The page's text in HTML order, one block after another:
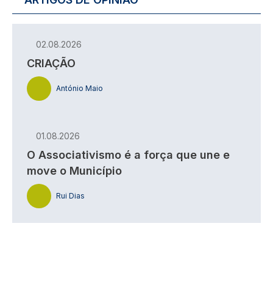
02.08.2026
CRIAÇÃO
António Maio
01.08.2026
O Associativismo é a força que une e
move o Município
Rui Dias